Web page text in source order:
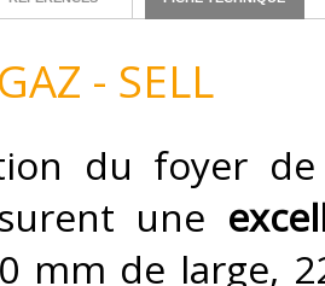
- SELL
du foyer
une
mm de large,